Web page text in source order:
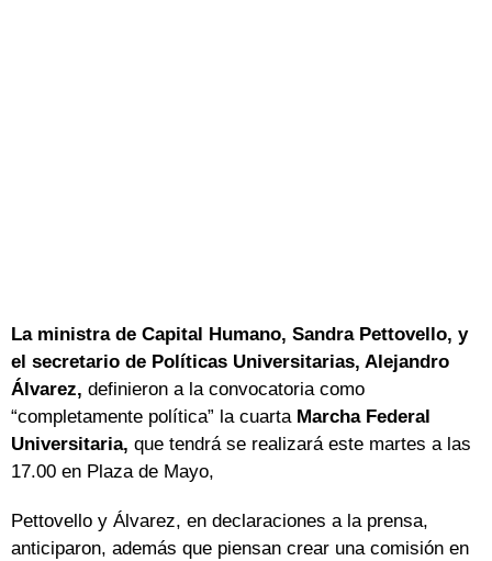
La ministra de Capital Humano, Sandra Pettovello, y
el secretario de Políticas Universitarias, Alejandro
Álvarez, definieron a la convocatoria como
“completamente política” la cuarta Marcha Federal
Universitaria, que tendrá se realizará este martes a las
17.00 en Plaza de Mayo,
Pettovello y Álvarez, en declaraciones a la prensa,
anticiparon, además que piensan crear una comisión en